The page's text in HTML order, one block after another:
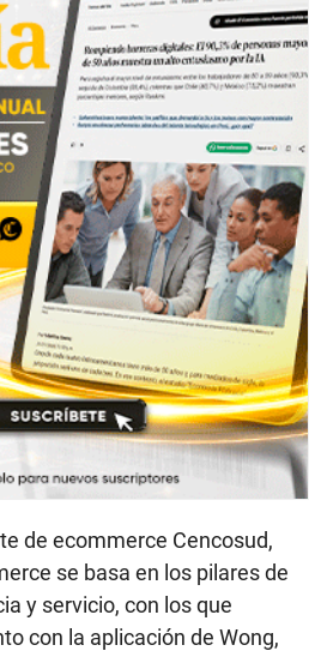
de ecommerce Cencosud,
se basa en los pilares de
y servicio, con los que
con la aplicación de Wong,